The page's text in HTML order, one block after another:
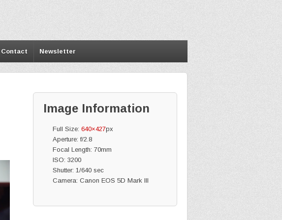
Contact Newsletter
Image Information
Full Size:640×427px
Aperture: f/2.8
Focal Length: 70mm
ISO: 3200
Shutter: 1/640 sec
Camera: Canon EOS 5D Mark III